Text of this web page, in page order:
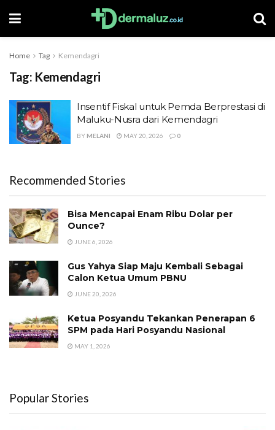
Home Tag Kemendagri
Tag: Kemendagri
Insentif Fiskal untuk Pemda Berprestasi di
Maluku-Nusra dari Kemendagri
BY MELANI MAY 20, 2026 0
Recommended Stories
Bisa Mencapai Enam Ribu Dolar per
Ounce?
JUNE 6, 2026
Gus Yahya Siap Maju Kembali Sebagai
Calon Ketua Umum PBNU
JUNE 20, 2026
Ketua Posyandu Tekankan Penerapan 6
SPM pada Hari Posyandu Nasional
MAY 1, 2026
Popular Stories